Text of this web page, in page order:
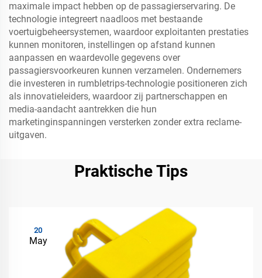
maximale impact hebben op de passagierservaring. De
technologie integreert naadloos met bestaande
voertuigbeheersystemen, waardoor exploitanten prestaties
kunnen monitoren, instellingen op afstand kunnen
aanpassen en waardevolle gegevens over
passagiersvoorkeuren kunnen verzamelen. Ondernemers
die investeren in rumbletrips-technologie positioneren zich
als innovatieleiders, waardoor zij partnerschappen en
media-aandacht aantrekken die hun
marketinginspanningen versterken zonder extra reclame-
uitgaven.
Praktische Tips
20
May